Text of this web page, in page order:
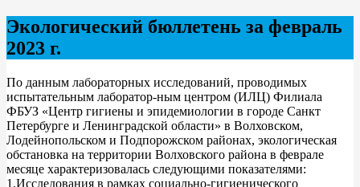
Экологический бюллетень за февраль
2023 г.
По данным лабораторных исследований, проводимых
испытательным лаборатор-ным центром (ИЛЦ) Филиала
ФБУЗ «Центр гигиены и эпидемиологии в городе Санкт
Петербурге и Ленинградской области» в Волховском,
Лодейнопольском и Подпорожском районах, экологическая
обстановка на территории Волховского района в феврале
месяце характеризовалась следующими показателями:
1.Исследования в рамках социально-гигиенического